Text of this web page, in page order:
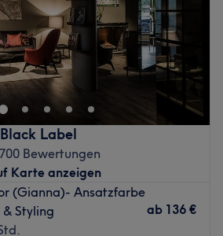
Geschlossen
Mitte is a modern International
for precise cuts and minimalist
hair techniques meet
create looks that are individual,
in everyday life. A relaxed
attention to detail make every visit
subway station is just a two-
salon.
Label
Bewertungen
Karte anzeigen
(Gianna)- Ansatzfarbe
Styling
ab 136 €